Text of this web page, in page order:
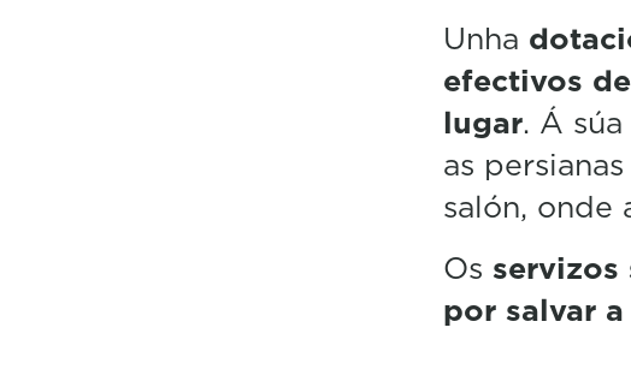
Unha
efectivos
lugar. Á
as
salón, onde
Os
por salvar